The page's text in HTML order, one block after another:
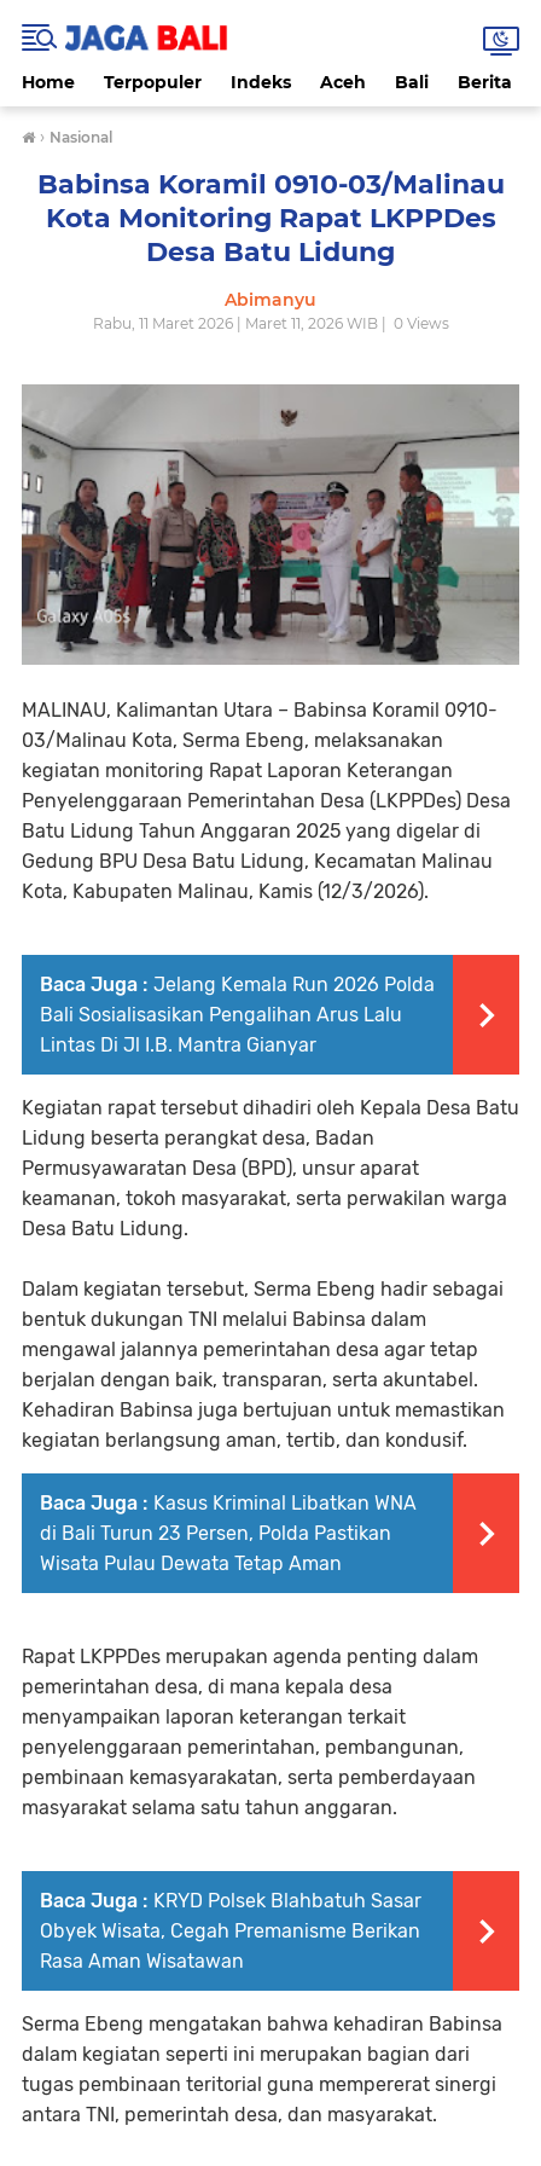
Home Terpopuler Indeks Aceh Bali Berita
› Nasional
Babinsa Koramil 0910-03/Malinau
Kota Monitoring Rapat LKPPDes
Desa Batu Lidung
Abimanyu
Rabu, 11 Maret 2026 | Maret 11, 2026 WIB | 0Views
MALINAU, Kalimantan Utara – Babinsa Koramil 0910-
03/Malinau Kota, Serma Ebeng, melaksanakan
kegiatan monitoring Rapat Laporan Keterangan
Penyelenggaraan Pemerintahan Desa (LKPPDes) Desa
Batu Lidung Tahun Anggaran 2025 yang digelar di
Gedung BPU Desa Batu Lidung, Kecamatan Malinau
Kota, Kabupaten Malinau, Kamis (12/3/2026).
Baca Juga : Jelang Kemala Run 2026 Polda
Bali Sosialisasikan Pengalihan Arus Lalu
Lintas Di Jl I.B. Mantra Gianyar
Kegiatan rapat tersebut dihadiri oleh Kepala Desa Batu
Lidung beserta perangkat desa, Badan
Permusyawaratan Desa (BPD), unsur aparat
keamanan, tokoh masyarakat, serta perwakilan warga
Desa Batu Lidung.
Dalam kegiatan tersebut, Serma Ebeng hadir sebagai
bentuk dukungan TNI melalui Babinsa dalam
mengawal jalannya pemerintahan desa agar tetap
berjalan dengan baik, transparan, serta akuntabel.
Kehadiran Babinsa juga bertujuan untuk memastikan
kegiatan berlangsung aman, tertib, dan kondusif.
Baca Juga : Kasus Kriminal Libatkan WNA
di Bali Turun 23 Persen, Polda Pastikan
Wisata Pulau Dewata Tetap Aman
Rapat LKPPDes merupakan agenda penting dalam
pemerintahan desa, di mana kepala desa
menyampaikan laporan keterangan terkait
penyelenggaraan pemerintahan, pembangunan,
pembinaan kemasyarakatan, serta pemberdayaan
masyarakat selama satu tahun anggaran.
Baca Juga : KRYD Polsek Blahbatuh Sasar
Obyek Wisata, Cegah Premanisme Berikan
Rasa Aman Wisatawan
Serma Ebeng mengatakan bahwa kehadiran Babinsa
dalam kegiatan seperti ini merupakan bagian dari
tugas pembinaan teritorial guna mempererat sinergi
antara TNI, pemerintah desa, dan masyarakat.